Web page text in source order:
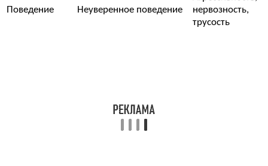
Поведение Неуверенное поведение
нервозность,
трусость